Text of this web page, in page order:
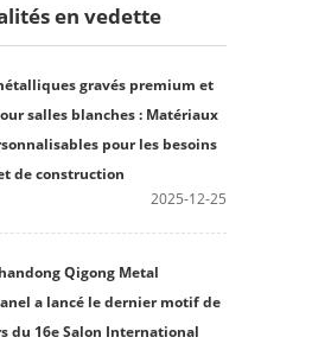
en vedette
gravés premium et
salles blanches : Matériaux
pour les besoins
de construction
2025-12-25
Qigong Metal
a lancé le dernier motif de
du 16e Salon International